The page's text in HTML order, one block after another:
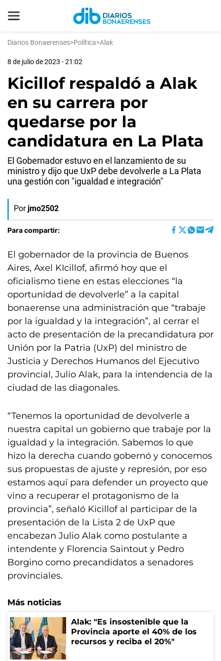
Diarios Bonaerenses>Política>Alak
8 de julio de 2023 - 21:02
Kicillof respaldó a Alak
en su carrera por
quedarse por la
candidatura en La Plata
El Gobernador estuvo en el lanzamiento de su
ministro y dijo que UxP debe devolverle a La Plata
una gestión con "igualdad e integración"
Por jmo2502
Para compartir:
El gobernador de la provincia de Buenos
Aires, Axel KIcillof, afirmó hoy que el
oficialismo tiene en estas elecciones “la
oportunidad de devolverle” a la capital
bonaerense una administración que “trabaje
por la igualdad y la integración”, al cerrar el
acto de presentación de la precandidatura por
Unión por la Patria (UxP) del ministro de
Justicia y Derechos Humanos del Ejecutivo
provincial, Julio Alak, para la intendencia de la
ciudad de las diagonales.
“Tenemos la oportunidad de devolverle a
nuestra capital un gobierno que trabaje por la
igualdad y la integración. Sabemos lo que
hizo la derecha cuando gobernó y conocemos
sus propuestas de ajuste y represión, por eso
estamos aquí para defender un proyecto que
vino a recuperar el protagonismo de la
provincia”, señaló Kicillof al participar de la
presentación de la Lista 2 de UxP que
encabezan Julio Alak como postulante a
intendente y Florencia Saintout y Pedro
Borgino como precandidatos a senadores
provinciales.
Más noticias
Alak: "Es insostenible que la
Provincia aporte el 40% de los
recursos y reciba el 20%"